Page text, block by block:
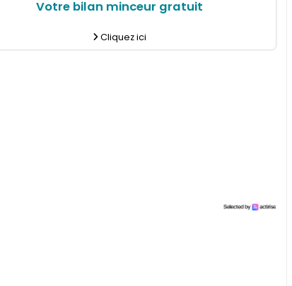
Votre bilan minceur gratuit
Cliquez ici